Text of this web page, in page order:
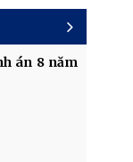
án 8 năm